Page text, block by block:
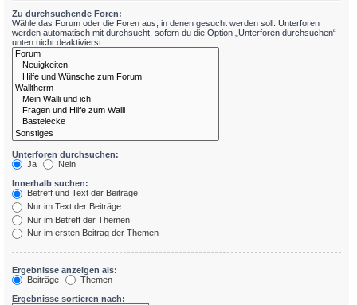
Zu durchsuchende Foren:
Wähle das Forum oder die Foren aus, in denen gesucht werden soll. Unterforen
werden automatisch mit durchsucht, sofern du die Option „Unterforen durchsuchen“
unten nicht deaktivierst.
Unterforen durchsuchen:
Ja
Nein
Innerhalb suchen:
Betreff und Text der Beiträge
Nur im Text der Beiträge
Nur im Betreff der Themen
Nur im ersten Beitrag der Themen
Ergebnisse anzeigen als:
Beiträge
Themen
Ergebnisse sortieren nach: